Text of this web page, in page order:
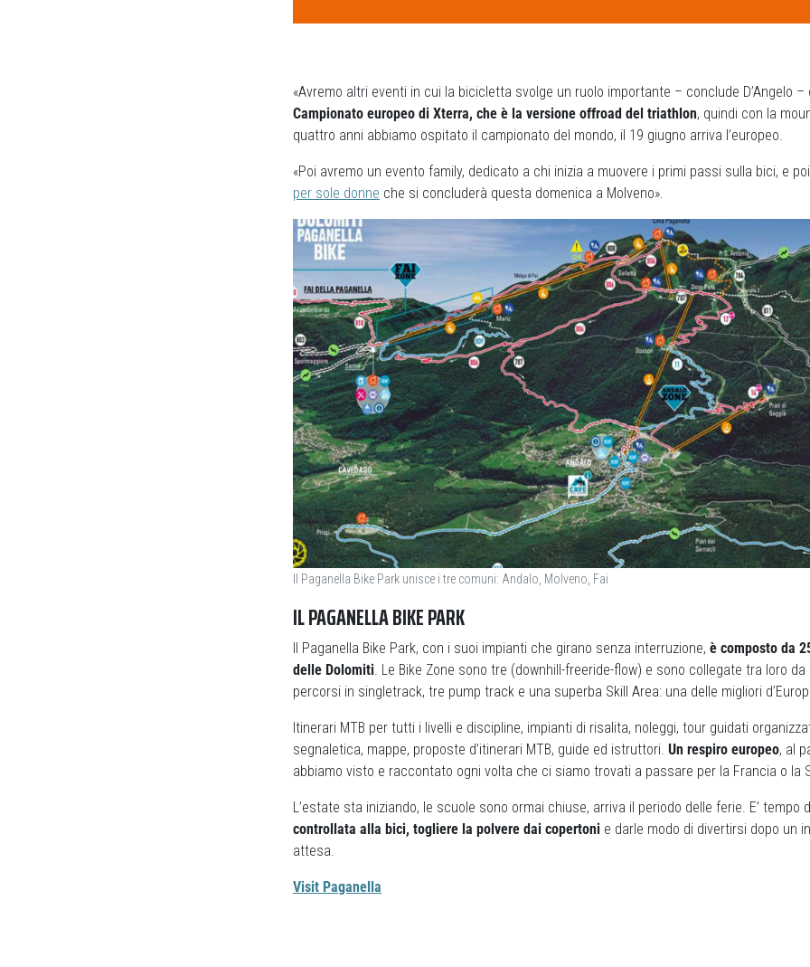
«Avremo altri eventi in cui la bicicletta svolge un ruolo importante – conclude D’Angelo –
Campionato europeo di Xterra, che è la versione offroad del triathlon, quindi con la
quattro anni abbiamo ospitato il campionato del mondo, il 19 giugno arriva l’europeo.
«Poi avremo un evento family, dedicato a chi inizia a muovere i primi passi sulla bici, e
per sole donne che si concluderà questa domenica a Molveno».
Il Paganella Bike Park unisce i tre comuni: Andalo, Molveno, Fai
IL PAGANELLA BIKE PARK
Il Paganella Bike Park, con i suoi impianti che girano senza interruzione, è composto da
delle Dolomiti. Le Bike Zone sono tre (downhill-freeride-flow) e sono collegate tra loro da
percorsi in singletrack, tre pump track e una superba Skill Area: una delle migliori
Itinerari MTB per tutti i livelli e discipline, impianti di risalita, noleggi, tour guidati
segnaletica, mappe, proposte d’itinerari MTB, guide ed istruttori. Un respiro europeo, al
abbiamo visto e raccontato ogni volta che ci siamo trovati a passare per la Francia o la
L’estate sta iniziando, le scuole sono ormai chiuse, arriva il periodo delle ferie. E’ tempo
controllata alla bici, togliere la polvere dai copertoni e darle modo di divertirsi dopo un
attesa.
Visit Paganella